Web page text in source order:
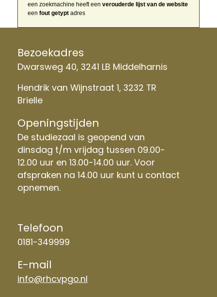
een zoekmachine heeft een verouderde lijst van de website
een fout getyptadres
Bezoekadres
Dwarsweg 40, 3241 LB Middelharnis
Hendrik van Wijnstraat 1, 3232 TR
Brielle
Openingstijden
De studiezaal is geopend van
dinsdag t/m vrijdag tussen 09.00-
12.00 uur en 13.00-14.00 uur. Voor
afspraken na 14.00 uur kunt u contact
opnemen.
Telefoon
0181-349999
E-mail
info@rhcvpgo.nl